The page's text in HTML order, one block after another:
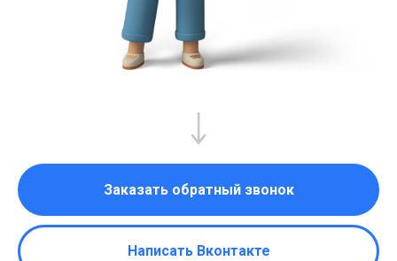
Заказать обратный звонок
Написать Вконтакте